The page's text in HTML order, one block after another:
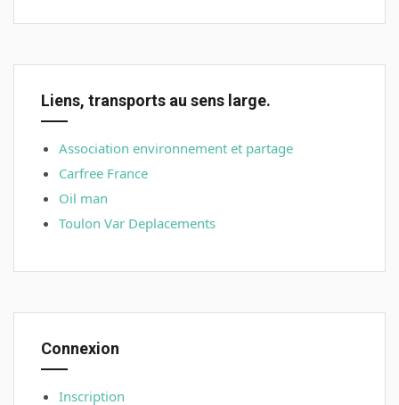
Liens, transports au sens large.
Association environnement et partage
Carfree France
Oil man
Toulon Var Deplacements
Connexion
Inscription